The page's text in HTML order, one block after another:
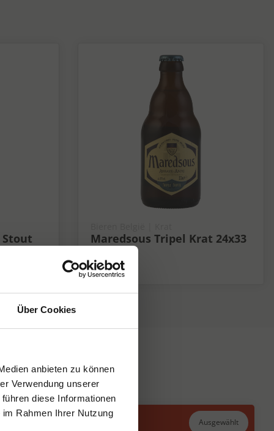
Über Cookies
anbieten zu können
Verwendung unserer
diese Informationen
Rahmen Ihrer Nutzung
Maredsous Tripel Krat 24x33
10%
Ausgewählt